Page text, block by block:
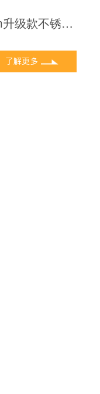
麦大厨1.2m升级款不锈钢工作台单通工作台带靠背
了解更多